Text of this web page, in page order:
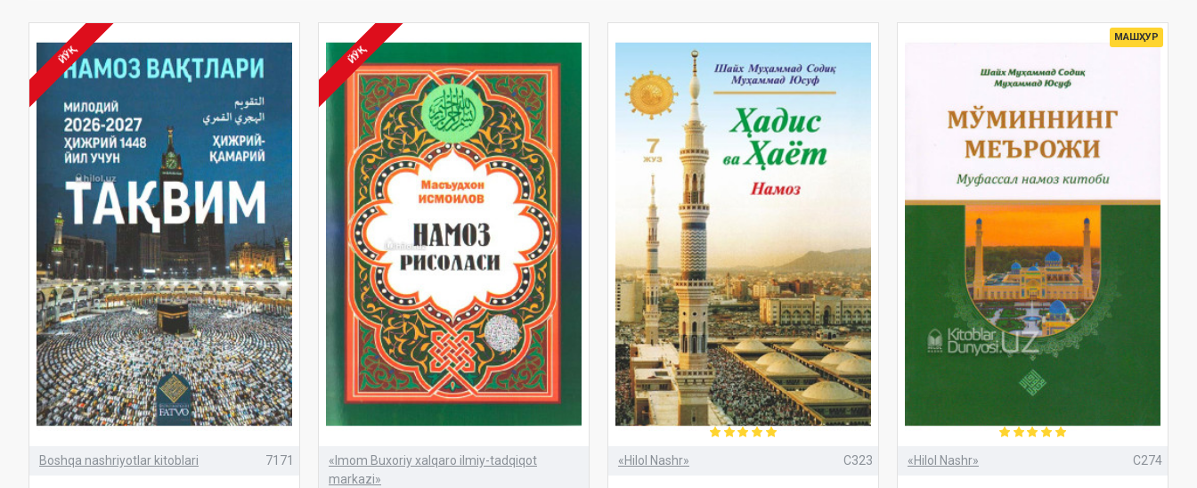
ЙЎҚ
Boshqa nashriyotlar kitoblari 7171
ЙЎҚ
«Imom Buxoriy xalqaro ilmiy-tadqiqot
markazi»
«Hilol Nashr» C323
МАШҲУР
«Hilol Nashr» C274